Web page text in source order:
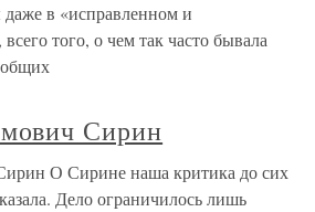
даже в «исправленном и
того, о чем так часто бывала
общих
Сирин
О Сирине наша критика до сих
Дело ограничилось лишь